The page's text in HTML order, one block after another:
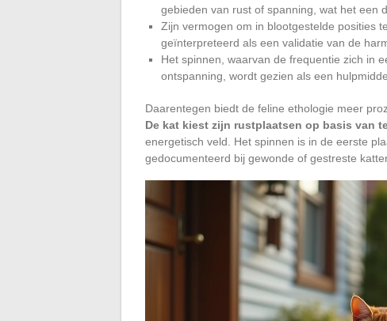
gebieden van rust of spanning, wat het een
Zijn vermogen om in blootgestelde posities
geïnterpreteerd als een validatie van de
Het spinnen, waarvan de frequentie zich in
ontspanning, wordt gezien als een
Daarentegen biedt de feline ethologie meer
De kat kiest zijn rustplaatsen op basis van
energetisch veld. Het spinnen is in de eerste
gedocumenteerd bij gewonde of gestreste